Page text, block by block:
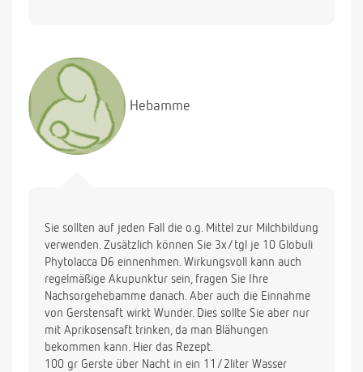
Hebamme
Sie sollten auf jeden Fall die o.g. Mittel zur Milchbildung
verwenden. Zusätzlich können Sie 3x/tgl je 10 Globuli
Phytolacca D6 einnenhmen. Wirkungsvoll kann auch
regelmäßige Akupunktur sein, fragen Sie Ihre
Nachsorgehebamme danach. Aber auch die Einnahme
von Gerstensaft wirkt Wunder. Dies sollte Sie aber nur
mit Aprikosensaft trinken, da man Blähungen
bekommen kann. Hier das Rezept.
100 gr Gerste über Nacht in ein 11/2liter Wasser